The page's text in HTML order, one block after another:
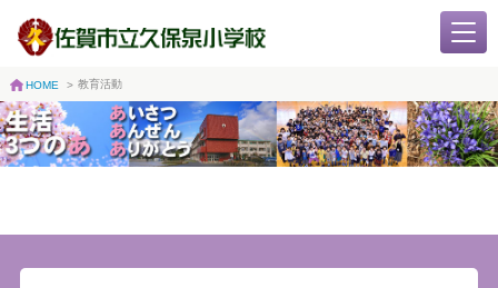
HOME > 教育活動